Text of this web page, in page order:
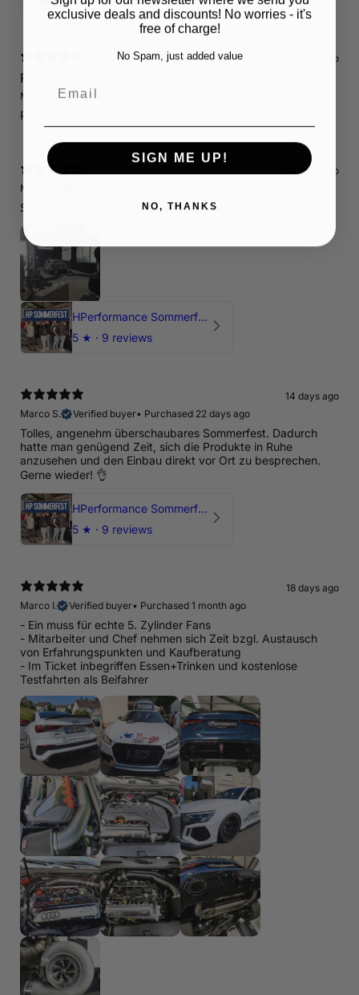
14 days ago
RS3 8P
Marcin J. Verified buyer
Polecam !
14 days ago
Marcin J.
Świetnie spedzony czas , Pozdrawiam
HPerformance Sommerfest 2026
5 ★ · 9 reviews
14 days ago
Marco S.
Verified buyer• Purchased 22 days ago
Tolles, angenehm überschaubares Sommerfest. Dadurch
hatte man genügend Zeit, sich die Produkte in Ruhe
anzusehen und den Einbau direkt vor Ort zu besprechen.
Gerne wieder! 👌
HPerformance Sommerfest 2026
5 ★ · 9 reviews
18 days ago
Marco I.
Verified buyer• Purchased 1 month ago
- Ein muss für echte 5. Zylinder Fans
- Mitarbeiter und Chef nehmen sich Zeit bzgl. Austausch
von Erfahrungspunkten und Kaufberatung
- Im Ticket inbegriffen Essen+Trinken und kostenlose
Testfahrten als Beifahrer
exclusive deals and discounts! No worries - it's
free of charge!
No Spam, just added value
SIGN ME UP!
NO, THANKS